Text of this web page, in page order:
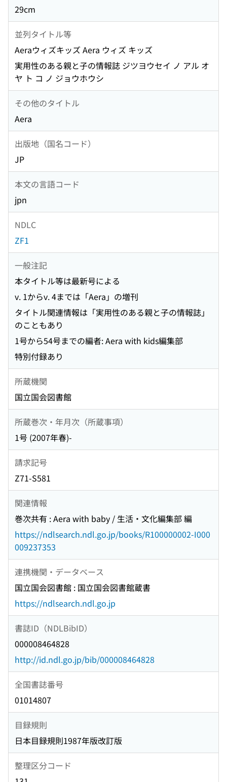
29cm
並列タイトル等
Aeraウィズキッズ Aera ウィズ キッズ
実用性のある親と子の情報誌 ジツヨウセイ ノ アル オ
ヤ ト コ ノ ジョウホウシ
その他のタイトル
Aera
出版地（国名コード）
JP
本文の言語コード
jpn
NDLC
ZF1
一般注記
本タイトル等は最新号による
v. 1からv. 4までは「Aera」の増刊
タイトル関連情報は「実用性のある親と子の情報誌」
のこともあり
1号から54号までの編者: Aera with kids編集部
特別付録あり
所蔵機関
国立国会図書館
所蔵巻次・年月次（所蔵事項）
1号 (2007年春)-
請求記号
Z71-S581
関連情報
巻次共有 : Aera with baby / 生活・文化編集部 編
https://ndlsearch.ndl.go.jp/books/R100000002-I000
009237353
連携機関・データベース
国立国会図書館 : 国立国会図書館蔵書
https://ndlsearch.ndl.go.jp
書誌ID（NDLBibID）
000008464828
http://id.ndl.go.jp/bib/000008464828
全国書誌番号
01014807
目録規則
日本目録規則1987年版改訂版
整理区分コード